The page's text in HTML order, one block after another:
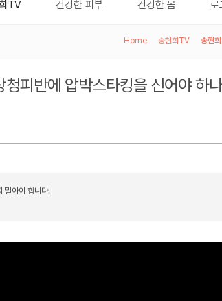
TV 건강한 피부 건강한 몸 로
Home 송현희TV 송현
피반에 압박스타킹을 신어야 하나
말아야 합니다.